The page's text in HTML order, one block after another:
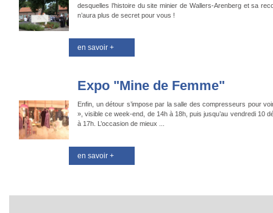
desquelles l’histoire du site minier de Wallers-Arenberg et sa
n’aura plus de secret pour vous !
en savoir +
Expo "Mine de Femme"
Enfin, un détour s’impose par la salle des compresseurs pour
», visible ce week-end, de 14h à 18h, puis jusqu’au vendredi 10
à 17h. L’occasion de mieux ...
en savoir +